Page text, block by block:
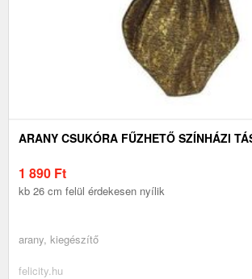
ARANY CSUKÓRA FŰZHETŐ SZÍNHÁZI
1 890 Ft
kb 26 cm felül érdekesen nyílik
arany, kiegészítő
felicity.hu